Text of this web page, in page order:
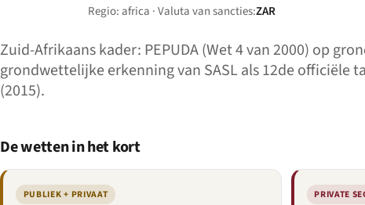
Regio: africa · Valuta van sancties:ZAR
Zuid-Afrikaans kader: PEPUDA (Wet 4 van 2000) op
grondwettelijke erkenning van SASL als 12de officiële
(2015).
De wetten in het kort
PUBLIEK + PRIVAAT PRIVATE